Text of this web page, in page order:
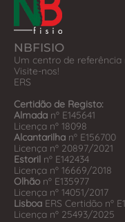
NBFISIO
Um centro de referência
Visite-nos!
​ERS
Certidão de Registo:
Almada nº E145641
Licença nº 18098
Alcantarilha nº E156700
Licença nº 20897/2021
Estoril nº E142434
Licença nº 16669/2018
Olhão nº E135977
Licença nº 14051/2017
Lisboa ERS Certidão nº
Licença nº 25493/2025